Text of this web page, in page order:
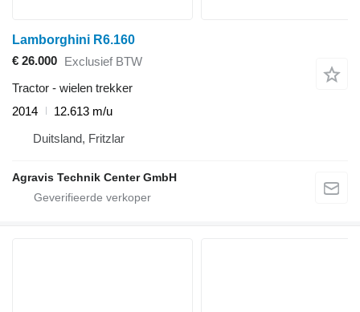
Lamborghini R6.160
€ 26.000 Exclusief BTW
Tractor - wielen trekker
2014
12.613 m/u
Duitsland, Fritzlar
Agravis Technik Center GmbH